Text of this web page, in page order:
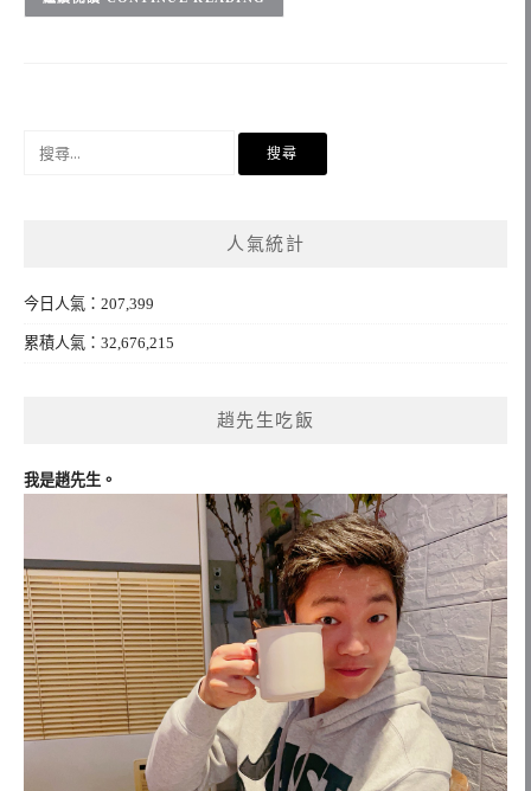
人氣統計
今日人氣：207,399
累積人氣：32,676,215
趙先生吃飯
我是趙先生。